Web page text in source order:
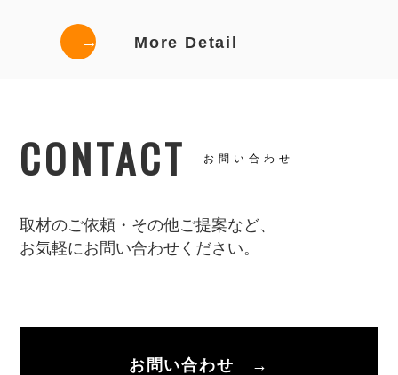
→ More Detail
CONTACT お問い合わせ
取材のご依頼・その他ご提案など、
お気軽にお問い合わせください。
お問い合わせ →